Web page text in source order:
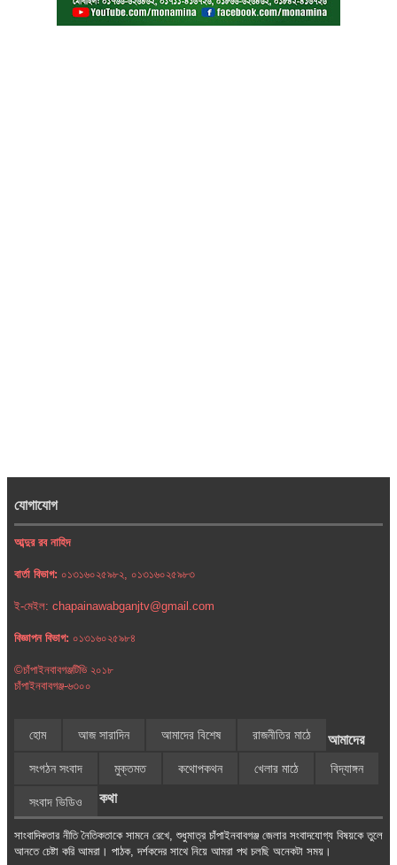
যোগাযোগ
আব্দুর রব নাহিদ
বার্তা বিভাগ: ০১৩১৬০২৫৯৮২, ০১৩১৬০২৫৯৮৩
ই-মেইল: chapainawabganjtv@gmail.com
বিজ্ঞাপন বিভাগ: ০১৩১৬০২৫৯৮৪
©চাঁপাইনবাবগঞ্জটিভি ২০১৮
চাঁপাইনবাবগঞ্জ-৬৩০০
হোম আজ সারাদিন আমাদের বিশেষ রাজনীতির মাঠে
সংগঠন সংবাদ মুক্তমত কথোপকথন খেলার মাঠে বিদ্যাঙ্গন
সংবাদ ভিডিও
আমাদের
কথা
সাংবাদিকতার নীতি নৈতিকতাকে সামনে রেখে, শুধুমাত্র চাঁপাইনবাবগঞ্জ জেলার সংবাদযোগ্য বিষয়কে তুলে
আনতে চেষ্টা করি আমরা। পাঠক, দর্শকদের সাথে নিয়ে আমরা পথ চলছি অনেকটা সময়।